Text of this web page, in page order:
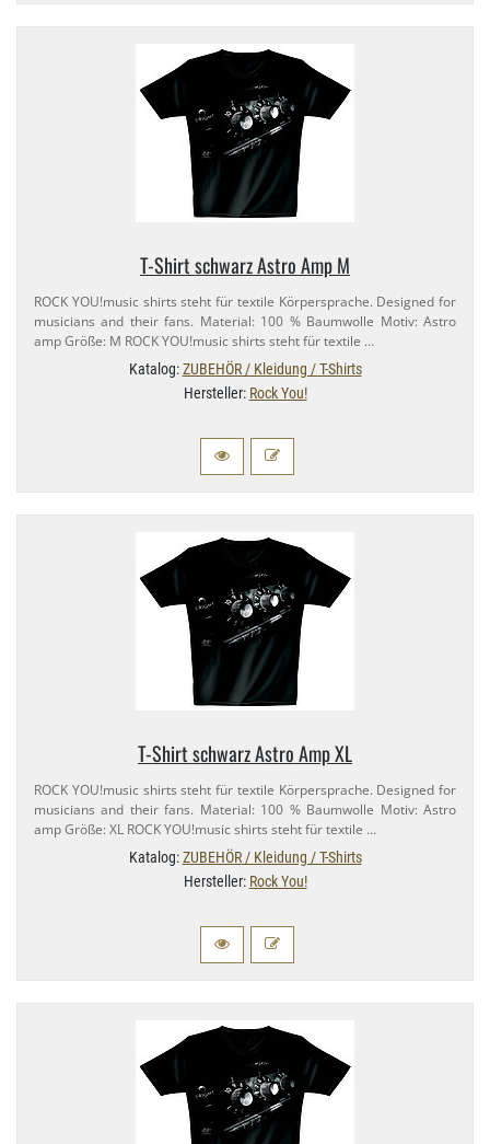
T-​Shirt schwarz Astro Amp M
ROCK YOU!music shirts steht für textile Körpersprache. Designed for
musicians and their fans. Material: 100 % Baumwolle Motiv: Astro
amp Größe: M ROCK YOU!music shirts steht für textile …
Katalog:ZUBEHÖR / Kleidung / T-Shirts
Hersteller: Rock You!
T-​Shirt schwarz Astro Amp XL
ROCK YOU!music shirts steht für textile Körpersprache. Designed for
musicians and their fans. Material: 100 % Baumwolle Motiv: Astro
amp Größe: XL ROCK YOU!music shirts steht für textile …
Katalog:ZUBEHÖR / Kleidung / T-Shirts
Hersteller: Rock You!